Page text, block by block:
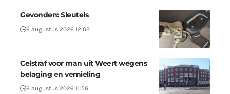
Gevonden: Sleutels
6 augustus 2026 12:02
Celstraf voor man uit Weert wegens
belaging en vernieling
6 augustus 2026 11:56